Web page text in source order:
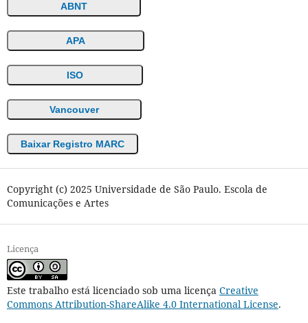
ABNT
APA
ISO
Vancouver
Baixar Registro MARC
Copyright (c) 2025 Universidade de São Paulo. Escola de
Comunicações e Artes
Licença
Este trabalho está licenciado sob uma licença Creative
Commons Attribution-ShareAlike 4.0 International License.